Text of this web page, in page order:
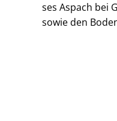
ses Aspach bei
sowie den